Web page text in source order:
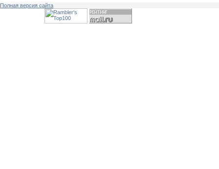
Полная версия сайта